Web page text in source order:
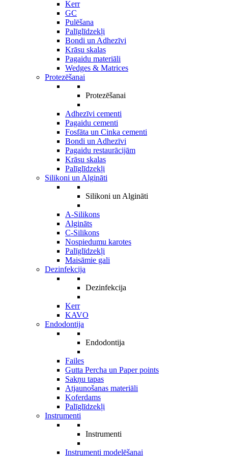
Kerr
GC
Pulēšana
Palīglīdzekļi
Bondi un Adhezīvi
Krāsu skalas
Pagaidu materiāli
Wedges & Matrices
Protezēšanai
Protezēšanai
Adhezīvi cementi
Pagaidu cementi
Fosfāta un Cinka cementi
Bondi un Adhezīvi
Pagaidu restaurācijām
Krāsu skalas
Palīglīdzekļi
Silikoni un Algināti
Silikoni un Algināti
A-Silikons
Algināts
C-Silikons
Nospiedumu karotes
Palīglīdzekļi
Maisāmie gali
Dezinfekcija
Dezinfekcija
Kerr
KAVO
Endodontija
Endodontija
Failes
Gutta Percha un Paper points
Sakņu tapas
Atjaunošanas materiāli
Koferdams
Palīglīdzekļi
Instrumenti
Instrumenti
Instrumenti modelēšanai